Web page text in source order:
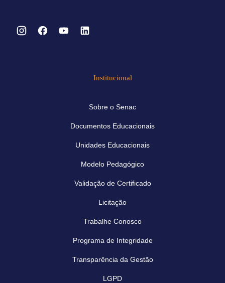
Institucional
Sobre o Senac
Documentos Educacionais
Unidades Educacionais
Modelo Pedagógico
Validação de Certificado
Licitação
Trabalhe Conosco
Programa de Integridade
Transparência da Gestão
LGPD